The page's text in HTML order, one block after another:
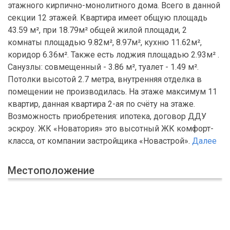
этажного кирпично-монолитного дома. Всего в данной
секции 12 этажей. Квартира имеет общую площадь
43.59 м², при 18.79м² общей жилой площади, 2
комнаты площадью 9.82м², 8.97м², кухню 11.62м²,
коридор 6.36м². Также есть лоджия площадью 2.93м² .
Санузлы: совмещенный - 3.86 м², туалет - 1.49 м².
Потолки высотой 2.7 метра, внутренняя отделка в
помещении не производилась. На этаже максимум 11
квартир, данная квартира 2-ая по счёту на этаже.
Возможность приобретения: ипотека, договор ДДУ
эскроу. ЖК «Новатория» это высотный ЖК комфорт-
класса, от компании застройщика «Новастрой». Далее
Местоположение